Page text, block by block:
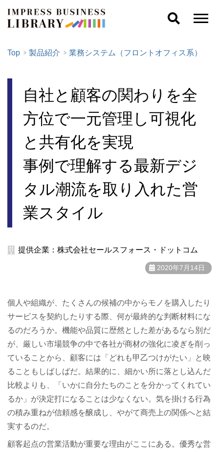
Top 製品紹介 業務システム（フロントオフィス系）
自社と顧客の関わりを全
方位で一元管理し可視化
と共有化を実現
事例で理解する最新デジ
タル潮流を取り入れた営
業スタイル
提供企業：株式会社セールスフォース・ドットコム
2020年7月14日
個人や組織が、たくさんの候補の中からモノを購入したり
サービスを契約したりする際、何が最終的な判断材料にな
るのだろうか。機能や品質に歴然とした差があるなら別だ
が、厳しい市場競争の中で各社が商材の強化に凌ぎを削っ
ていることから、顧客には「どれも甲乙つけがたい」と映
ることもしばしばだ。結果的に、細かい所に落とし込んだ
比較よりも、「いかに自分たちのことを分かってくれてい
るか」が決定打になることは少なくない。気を掛ける行為
の積み重ねが信頼感を醸成し、やがて商売上の関係へと結
実するのだ。
顧客起点の営業活動が重要な理由がここにある。優秀な営